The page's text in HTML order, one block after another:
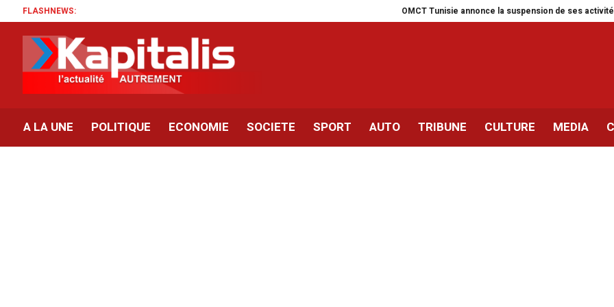
FLASHNEWS: OMCT Tunisie annonce la suspension de ses activités pour un
A LA UNE POLITIQUE ECONOMIE SOCIETE SPORT AUTO TRIBUNE CULTURE MEDIA